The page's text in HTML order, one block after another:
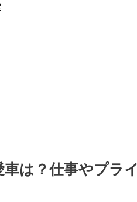
は？仕事やプラ